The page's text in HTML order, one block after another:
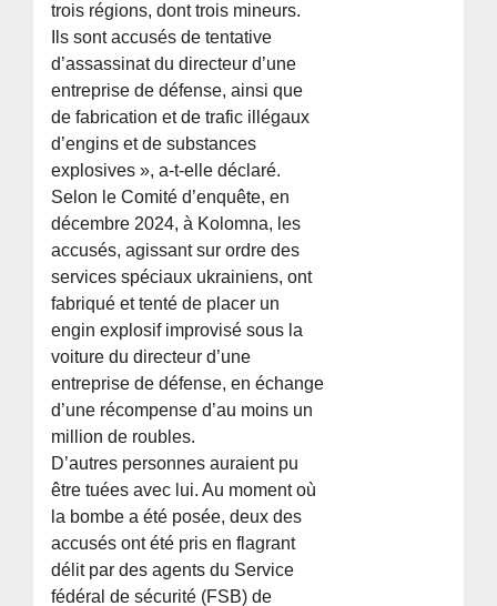
trois régions, dont trois mineurs.
Ils sont accusés de tentative
d’assassinat du directeur d’une
entreprise de défense, ainsi que
de fabrication et de trafic illégaux
d’engins et de substances
explosives », a-t-elle déclaré.
Selon le Comité d’enquête, en
décembre 2024, à Kolomna, les
accusés, agissant sur ordre des
services spéciaux ukrainiens, ont
fabriqué et tenté de placer un
engin explosif improvisé sous la
voiture du directeur d’une
entreprise de défense, en échange
d’une récompense d’au moins un
million de roubles.
D’autres personnes auraient pu
être tuées avec lui. Au moment où
la bombe a été posée, deux des
accusés ont été pris en flagrant
délit par des agents du Service
fédéral de sécurité (FSB) de